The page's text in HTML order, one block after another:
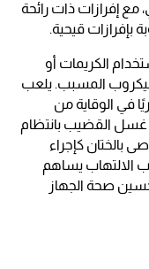
إفرازات ذات رائحة
بإفرازات قيحية.
الكريمات أو
المسبب. يلعب
في الوقاية من
غسل القضيب بانتظام
بالختان كإجراء
الالتهاب يساهم
صحة الجهاز